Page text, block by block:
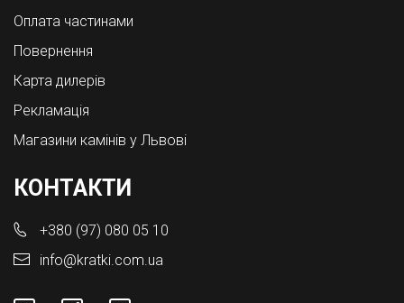
Оплата частинами
Повернення
Карта дилерів
Рекламація
Магазини камінів у Львові
КОНТАКТИ
+380 (97) 080 05 10
info@kratki.com.ua